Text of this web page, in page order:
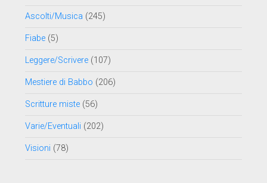
Ascolti/Musica (245)
Fiabe(5)
Leggere/Scrivere(107)
Mestiere di Babbo (206)
Scritture miste(56)
Varie/Eventuali (202)
Visioni (78)